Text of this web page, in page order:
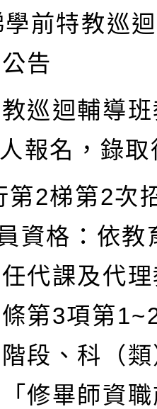
前特教巡
告
巡迴輔導
報名，錄取
第2梯第2次
資格：依教
任代課及代
第3項第
段、科（
修畢師資